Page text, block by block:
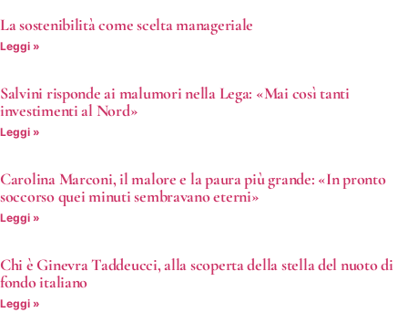
La sostenibilità come scelta manageriale
Leggi »
Salvini risponde ai malumori nella Lega: «Mai così tanti
investimenti al Nord»
Leggi »
Carolina Marconi, il malore e la paura più grande: «In pronto
soccorso quei minuti sembravano eterni»
Leggi »
Chi è Ginevra Taddeucci, alla scoperta della stella del nuoto di
fondo italiano
Leggi »